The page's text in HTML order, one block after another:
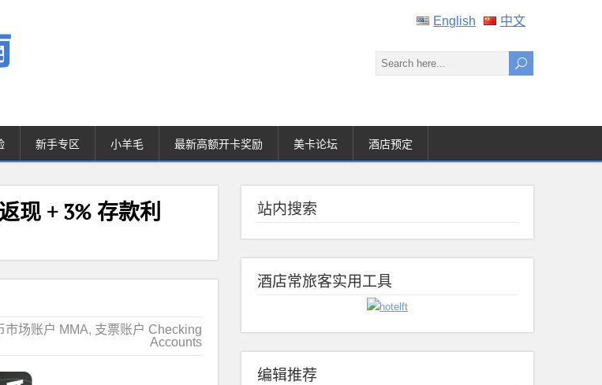
English 中文
新手专区 小羊毛 最新高额开卡奖励 美卡论坛 酒店预定
现 + 3% 存款利
市场账户 MMA, 支票账户 Checking
Accounts
站内搜索
酒店常旅客实用工具
编辑推荐